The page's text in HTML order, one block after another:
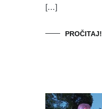
[…]
PROČITAJ!